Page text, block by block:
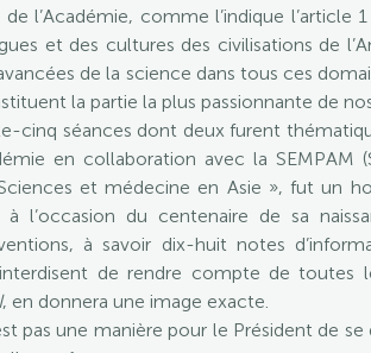
de l’Académie, comme l’indique
et des cultures des civilisations de
de la science dans tous ces
la partie la plus passionnante de
cinq séances dont deux furent
en collaboration avec la
et médecine en Asie », fut un
à l’occasion du centenaire de sa
à savoir dix-huit notes
de rendre compte de toutes
, en donnera une image exacte.
pas une manière pour le Président de